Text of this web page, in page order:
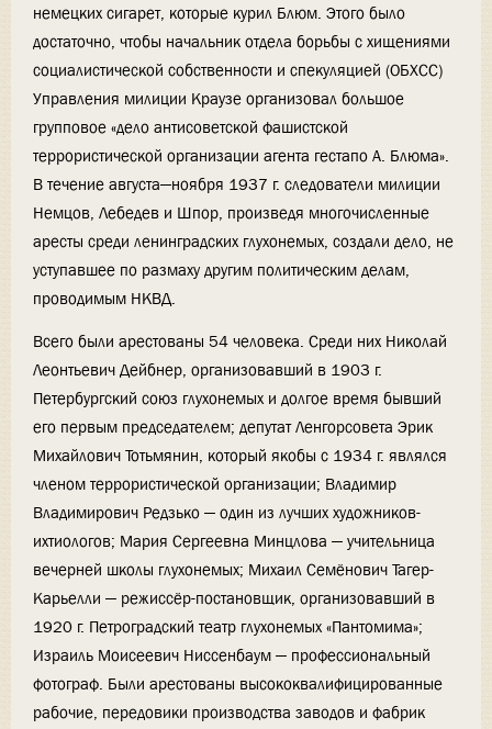
немецких сигарет, которые курил Блюм. Этого было
достаточно, чтобы начальник отдела борьбы с хищениями
социалистической собственности и спекуляцией (ОБХСС)
Управления милиции Краузе организовал большое
групповое «дело антисоветской фашистской
террористической организации агента гестапо А. Блюма».
В течение августа—ноября 1937 г. следователи милиции
Немцов, Лебедев и Шпор, произведя многочисленные
аресты среди ленинградских глухонемых, создали дело, не
уступавшее по размаху другим политическим делам,
проводимым НКВД.
Всего были арестованы 54 человека. Среди них Николай
Леонтьевич Дейбнер, организовавший в 1903 г.
Петербургский союз глухонемых и долгое время бывший
его первым председателем; депутат Ленгорсовета Эрик
Михайлович Тотьмянин, который якобы с 1934 г. являлся
членом террористической организации; Владимир
Владимирович Редзько — один из лучших художников-
ихтиологов; Мария Сергеевна Минцлова — учительница
вечерней школы глухонемых; Михаил Семёнович Тагер-
Карьелли — режиссёр-постановщик, организовавший в
1920 г. Петроградский театр глухонемых «Пантомима»;
Израиль Моисеевич Ниссенбаум — профессиональный
фотограф. Были арестованы высококвалифицированные
рабочие, передовики производства заводов и фабрик